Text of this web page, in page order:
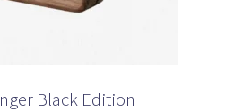
Black Edition